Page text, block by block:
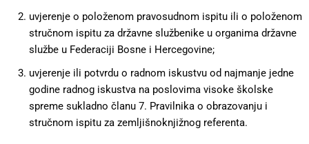
uvjerenje o položenom pravosudnom ispitu ili o položenom
stručnom ispitu za državne službenike u organima državne
službe u Federaciji Bosne i Hercegovine;
uvjerenje ili potvrdu o radnom iskustvu od najmanje jedne
godine radnog iskustva na poslovima visoke školske
spreme sukladno članu 7. Pravilnika o obrazovanju i
stručnom ispitu za zemljišnoknjižnog referenta.